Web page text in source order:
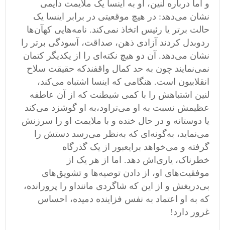
و اما درباره لنین، او به اینسا یک ملایمت دایمی
نشان میدهد: در هیچ موقعیتی در برابر اینسا یک
حالت برتر یا رئیس اتخاذ نمیکند. نامههایی کهآنها
ردوبدل کردند آزادی ذهن، صداقت، آسودگی برتر را
نشان میدهد. آن دو هیچ نکته ای را از یکدیگر کتمان
نمینمایند چون به حد کمال واقفندکه حقیقت سلاح
انقلابیون است. هنگامی که اینسا اشتباه میکند،
لنین اشتباهش را با کمی شیطنت که از آن عاطفه
عظیمش نسبت به او میتراود،به او گوشزد میکند
یا دوستانه و در حال خنده و با ملایمت او را سرزنش
مینماید، بهگونه ای که بهنظر میرسد دستش را
گرفته و میخواهد برایعبور از یک گذرگاه
خطرناک، یاری اش دهد. اما از هر یک از
موفقیتهای او، از دادن توصیهها و تشویقهای
بیدریغش و از این که شاگردی ماننداو را پرورانده،
که به او اعتماد به نفس فزاینده دمیده، احساس
غرور دارد!